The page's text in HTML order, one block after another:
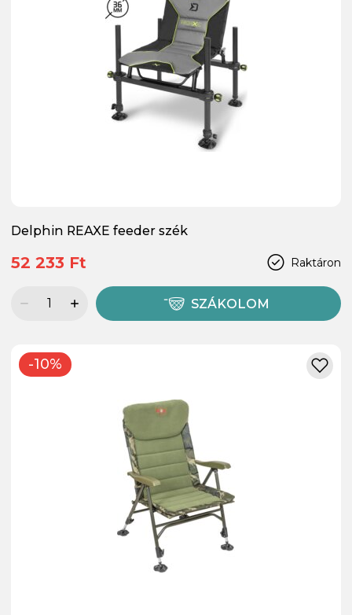
Delphin REAXE feeder szék
Raktáron
52 233 Ft
SZÁKOLOM
-10%